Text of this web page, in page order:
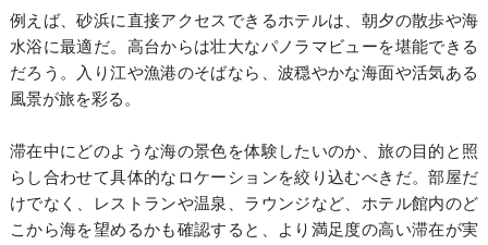
例えば、砂浜に直接アクセスできるホテルは、朝夕の散歩や海
水浴に最適だ。高台からは壮大なパノラマビューを堪能できる
だろう。入り江や漁港のそばなら、波穏やかな海面や活気ある
風景が旅を彩る。
滞在中にどのような海の景色を体験したいのか、旅の目的と照
らし合わせて具体的なロケーションを絞り込むべきだ。部屋だ
けでなく、レストランや温泉、ラウンジなど、ホテル館内のど
こから海を望めるかも確認すると、より満足度の高い滞在が実